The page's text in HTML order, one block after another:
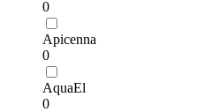
0
Apicenna
0
AquaEl
0